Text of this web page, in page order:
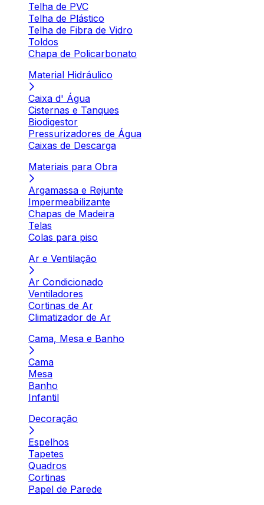
Telha de PVC
Telha de Plástico
Telha de Fibra de Vidro
Toldos
Chapa de Policarbonato
Material Hidráulico
Caixa d' Água
Cisternas e Tanques
Biodigestor
Pressurizadores de Água
Caixas de Descarga
Materiais para Obra
Argamassa e Rejunte
Impermeabilizante
Chapas de Madeira
Telas
Colas para piso
Ar e Ventilação
Ar Condicionado
Ventiladores
Cortinas de Ar
Climatizador de Ar
Cama, Mesa e Banho
Cama
Mesa
Banho
Infantil
Decoração
Espelhos
Tapetes
Quadros
Cortinas
Papel de Parede